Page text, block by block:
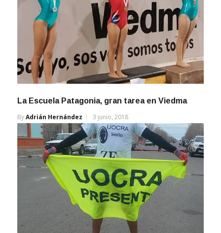
La Escuela Patagonia, gran tarea en Viedma
ByAdrián Hernández 3 junio, 2018